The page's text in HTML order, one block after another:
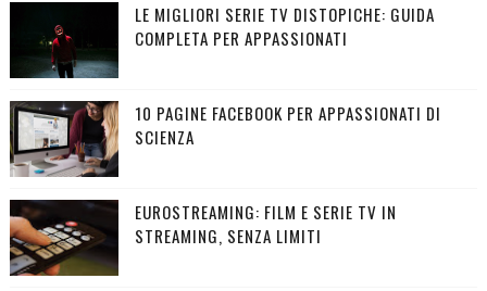
LE MIGLIORI SERIE TV DISTOPICHE: GUIDA
COMPLETA PER APPASSIONATI
10 PAGINE FACEBOOK PER APPASSIONATI DI
SCIENZA
EUROSTREAMING: FILM E SERIE TV IN
STREAMING, SENZA LIMITI